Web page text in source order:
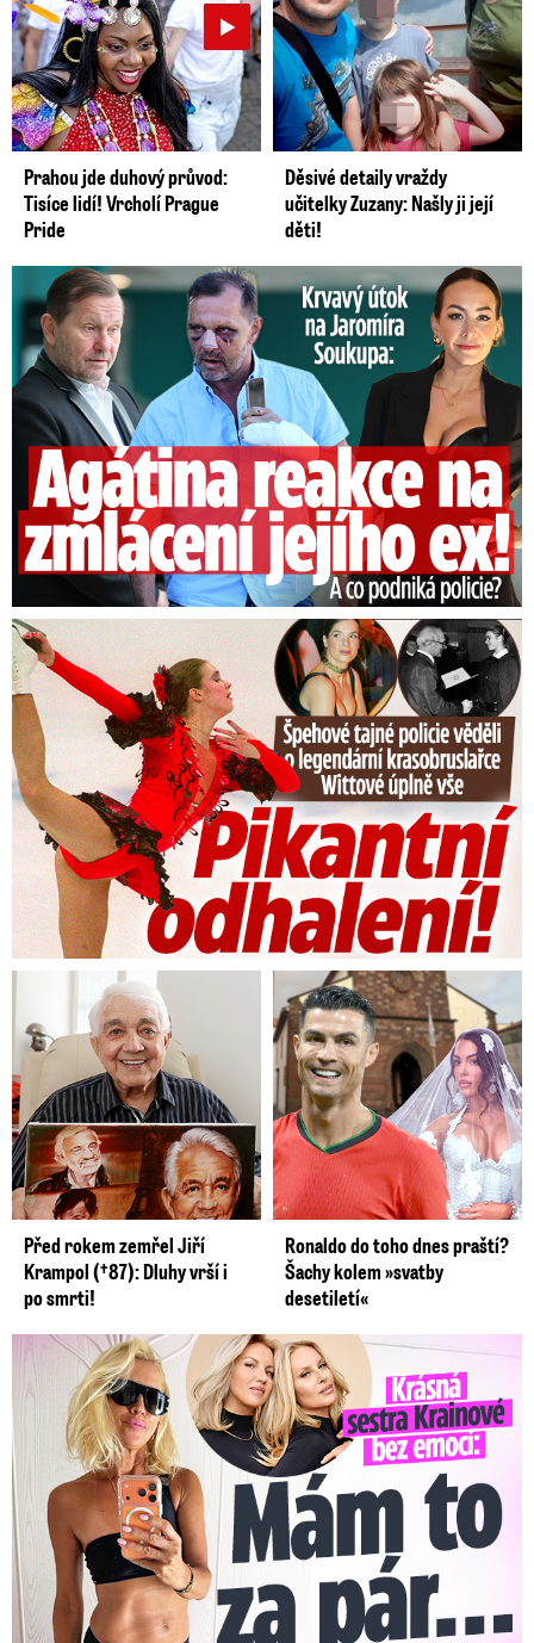
Prahou jde duhový průvod:
Tisíce lidí! Vrcholí Prague
Pride
Děsivé detaily vraždy
učitelky Zuzany: Našly ji její
děti!
Útok na Jaromíra Soukupa: Reakce Agáty na zmlácení jejího ex
Tajná policie špehovala krasobruslařku Wittovou: Pikantní ...
Před rokem zemřel Jiří
Krampol (†87): Dluhy vrší i
po smrti!
Ronaldo do toho dnes praští?
Šachy kolem »svatby
desetiletí«
Krásná sestra Krainové bez emocí: Mám to za pár…